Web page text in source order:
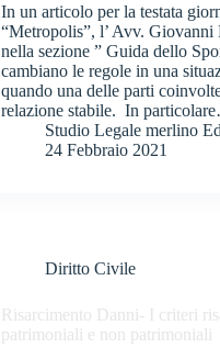
In un articolo per la testata
“Metropolis”, l’ Avv. Giovanni
nella sezione ” Guida dello
cambiano le regole in una
quando una delle parti
relazione stabile. In
Studio Legale merlino
24 Febbraio 2021
Diritto Civile
Risarcimento Danni- I criteri
patrimoniali e non patrimoniali